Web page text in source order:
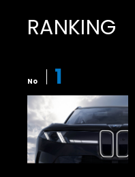
RANKING
No 1